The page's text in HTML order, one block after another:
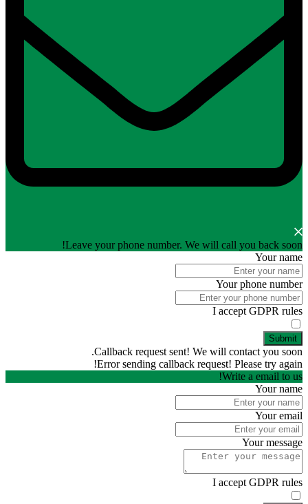
Leave your phone number. We will call you back soon!
Your name
Your phone number
I accept GDPR rules
Submit
Callback request sent! We will contact you soon.
Error sending callback request! Please try again!
Write a email to us!
Your name
Your email
Your message
I accept GDPR rules